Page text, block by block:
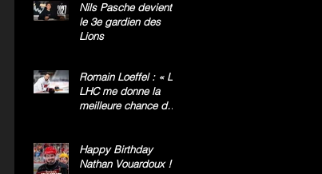
Nils Pasche devient
le 3e gardien des
Lions
Romain Loeffel : « Le
LHC me donne la
meilleure chance de
Happy Birthday
Nathan Vouardoux !